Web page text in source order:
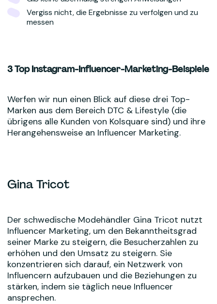
Vergiss nicht, die Ergebnisse zu verfolgen und zu
messen
3 Top Instagram-Influencer-Marketing-Beispiele
Werfen wir nun einen Blick auf diese drei Top-
Marken aus dem Bereich DTC & Lifestyle (die
übrigens alle Kunden von Kolsquare sind) und ihre
Herangehensweise an Influencer Marketing.
Gina Tricot
Der schwedische Modehändler Gina Tricot nutzt
Influencer Marketing, um den Bekanntheitsgrad
seiner Marke zu steigern, die Besucherzahlen zu
erhöhen und den Umsatz zu steigern. Sie
konzentrieren sich darauf, ein Netzwerk von
Influencern aufzubauen und die Beziehungen zu
stärken, indem sie täglich neue Influencer
ansprechen.